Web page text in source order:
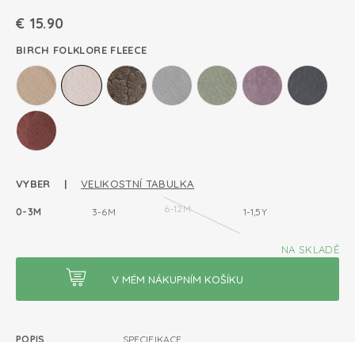
€ 15.90
BIRCH FOLKLORE FLEECE
VYBER | VELIKOSTNÍ TABULKA
0-3M 3-6M 6-12M 1-1,5Y
NA SKLADĚ
POPIS SPECIFIKACE